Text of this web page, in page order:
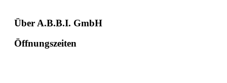
Über A.B.B.I. GmbH
Öffnungszeiten